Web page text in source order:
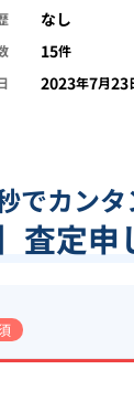
なし
15件
2023年7月23
でカンタ
査定